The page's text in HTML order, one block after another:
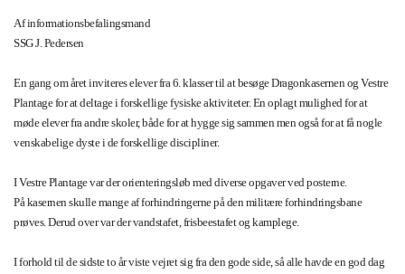
Af informationsbefalingsmand
SSG J. Pedersen
En gang om året inviteres elever fra 6. klasser til at besøge Dragonkasernen og Vestre
Plantage for at deltage i forskellige fysiske aktiviteter. En oplagt mulighed for at
møde elever fra andre skoler, både for at hygge sig sammen men også for at få nogle
venskabelige dyste i de forskellige discipliner.
I Vestre Plantage var der orienteringsløb med diverse opgaver ved posterne.
På kasernen skulle mange af forhindringerne på den militære forhindringsbane
prøves. Derud over var der vandstafet, frisbeestafet og kamplege.
I forhold til de sidste to år viste vejret sig fra den gode side, så alle havde en god dag